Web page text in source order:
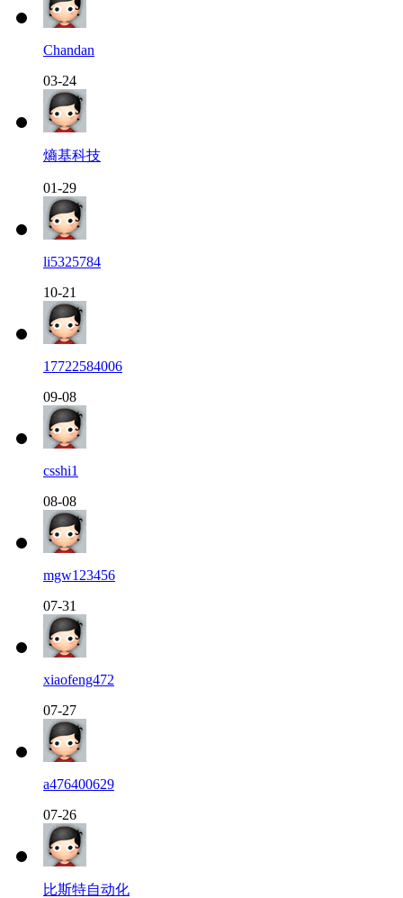
Chandan
03-24
熵基科技
01-29
li5325784
10-21
17722584006
09-08
csshi1
08-08
mgw123456
07-31
xiaofeng472
07-27
a476400629
07-26
比斯特自动化